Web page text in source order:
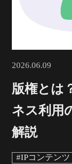
2026.06.09
版権とは
ネス利用
解説
#IPコンテンツ